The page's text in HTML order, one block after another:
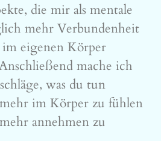
die mir als mentale
mehr Verbundenheit
eigenen Körper
mache ich
was du tun
im Körper zu fühlen
annehmen zu